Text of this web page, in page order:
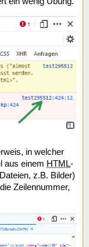
in welcher
aus einem HTML-
z.B. Bilder)
Zeilennummer,